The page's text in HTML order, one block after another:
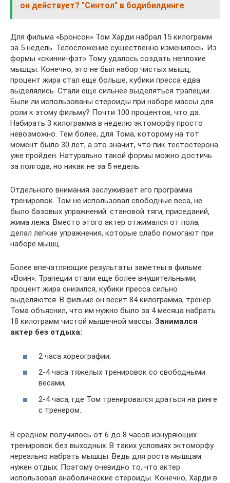
он действует? "Синтол" в бодибилдинге
Для фильма «Бронсон» Том Харди набрал 15 килограмм
за 5 недель. Телосложение существенно изменилось. Из
формы «скинни-фэт» Тому удалось создать неплохие
мышцы. Конечно, это не был набор чистых мышц,
процент жира стал еще больше, кубики пресса едва
выделялись. Стали еще сильнее выделяться трапеции.
Были ли использованы стероиды при наборе массы для
роли к этому фильму? Почти 100 процентов, что да.
Набирать 3 килограмма в неделю эктоморфу просто
невозможно. Тем более, для Тома, которому на тот
момент было 30 лет, а это значит, что пик тестостерона
уже пройден. Натурально такой формы можно достичь
за полгода, но никак не за 5 недель.
Отдельного внимания заслуживает его программа
тренировок. Том не использовал свободные веса, не
было базовых упражнений: становой тяги, приседаний,
жима лежа. Вместо этого актер отжимался от пола,
делал легкие упражнения, которые слабо помогают при
наборе мышц.
Более впечатляющие результаты заметны в фильме
«Воин». Трапеции стали еще более внушительными,
процент жира снизился, кубики пресса сильно
выделяются. В фильме он весит 84 килограмма, тренер
Тома объяснил, что им нужно было за 4 месяца набрать
18 килограмм чистой мышечной массы. Занимался
актер без отдыха:
2 часа хореографии;
2-4 часа тяжелых тренировок со свободными
весами;
2-4 часа, где Том тренировался драться на ринге
с тренером.
В среднем получилось от 6 до 8 часов изнуряющих
тренировок без выходных. В таких условиях эктоморфу
нереально набрать мышцы. Ведь для роста мышцам
нужен отдых. Поэтому очевидно то, что актер
использовал анаболические стероиды. Конечно, Харди в